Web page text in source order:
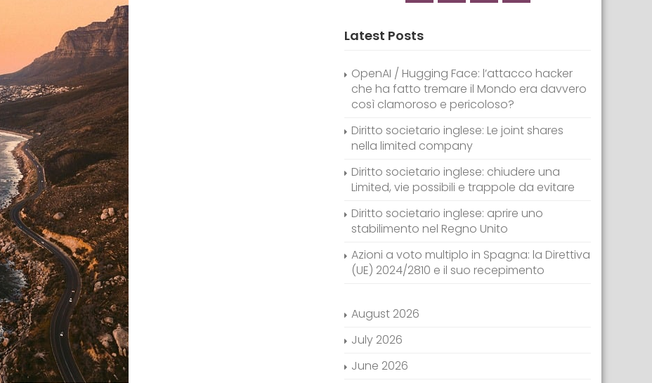
Latest Posts
OpenAI / Hugging Face: l’attacco hacker
che ha fatto tremare il Mondo era davvero
così clamoroso e pericoloso?
Diritto societario inglese: Le joint shares
nella limited company
Diritto societario inglese: chiudere una
Limited, vie possibili e trappole da evitare
Diritto societario inglese: aprire uno
stabilimento nel Regno Unito
Azioni a voto multiplo in Spagna: la Direttiva
(UE) 2024/2810 e il suo recepimento
August 2026
July 2026
June 2026